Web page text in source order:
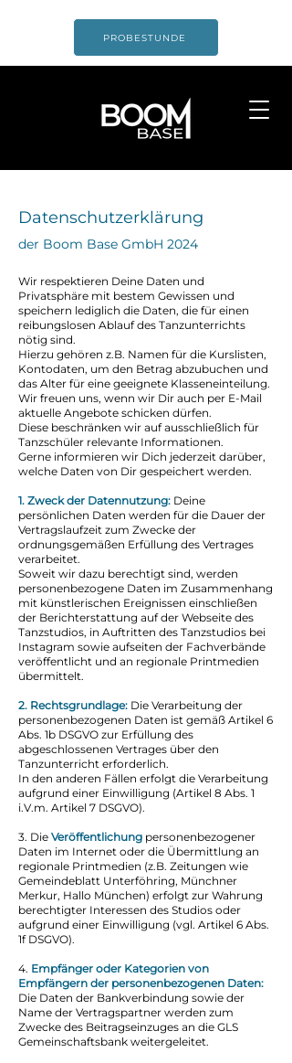
PROBESTUNDE
Datenschutzerklärung
der Boom Base GmbH 2024
Wir respektieren Deine Daten und
Privatsphäre mit bestem Gewissen und
speichern lediglich die Daten, die für einen
reibungslosen Ablauf des Tanzunterrichts
nötig sind.
Hierzu gehören z.B. Namen für die Kurslisten,
Kontodaten, um den Betrag abzubuchen und
das Alter für eine geeignete Klasseneinteilung.
Wir freuen uns, wenn wir Dir auch per E-Mail
aktuelle Angebote schicken dürfen.
Diese beschränken wir auf ausschließlich für
Tanzschüler relevante Informationen.
Gerne informieren wir Dich jederzeit darüber,
welche Daten von Dir gespeichert werden.
1. Zweck der Datennutzung: Deine
persönlichen Daten werden für die Dauer der
Vertragslaufzeit zum Zwecke der
ordnungsgemäßen Erfüllung des Vertrages
verarbeitet.
Soweit wir dazu berechtigt sind, werden
personenbezogene Daten im Zusammenhang
mit künstlerischen Ereignissen einschließen
der Berichterstattung auf der Webseite des
Tanzstudios, in Auftritten des Tanzstudios bei
Instagram sowie aufseiten der Fachverbände
veröffentlicht und an regionale Printmedien
übermittelt.
2. Rechtsgrundlage: Die Verarbeitung der
personenbezogenen Daten ist gemäß Artikel 6
Abs. 1b DSGVO zur Erfüllung des
abgeschlossenen Vertrages über den
Tanzunterricht erforderlich.
In den anderen Fällen erfolgt die Verarbeitung
aufgrund einer Einwilligung (Artikel 8 Abs. 1
i.V.m. Artikel 7 DSGVO).
3. Die Veröffentlichung personenbezogener
Daten im Internet oder die Übermittlung an
regionale Printmedien (z.B. Zeitungen wie
Gemeindeblatt Unterföhring, Münchner
Merkur, Hallo München) erfolgt zur Wahrung
berechtigter Interessen des Studios oder
aufgrund einer Einwilligung (vgl. Artikel 6 Abs.
1f DSGVO).
4. Empfänger oder Kategorien von
Empfängern der personenbezogenen Daten:
Die Daten der Bankverbindung sowie der
Name der Vertragspartner werden zum
Zwecke des Beitragseinzuges an die GLS
Gemeinschaftsbank weitergeleitet.